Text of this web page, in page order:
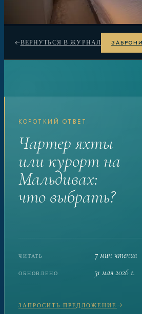
ВЕРНУТЬСЯ В ЖУРНАЛ
КОРОТКИЙ ОТВЕТ
Чартер яхты
или курорт на
Мальдивах:
что выбрать?
ЧИТАТЬ 7 мин чтения
ОБНОВЛЕНО 31 мая 2026 г.
ЗАПРОСИТЬ ПРЕДЛОЖЕНИЕ